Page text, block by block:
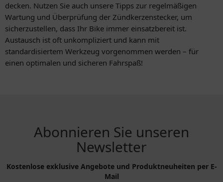
decken. Nutzen Sie auch unsere Tipps zur regelmäßigen
Wartung und Überprüfung der Zündkerzenstecker, um
sicherzustellen, dass Ihr Bike immer einsatzbereit ist.
Austausch ist oft unkompliziert und kann mit
standardisiertem Werkzeug vorgenommen werden – für
einen optimalen und sicheren Fahrspaß!
Abonnieren Sie unseren
Newsletter
Kostenlose exklusive Angebote und Produktneuheiten per E-
Mail